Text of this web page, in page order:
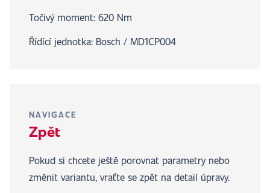
Točivý moment: 620 Nm
Řídící jednotka: Bosch / MD1CP004
NAVIGACE
Zpět
Pokud si chcete ještě porovnat parametry nebo
změnit variantu, vraťte se zpět na detail úpravy.